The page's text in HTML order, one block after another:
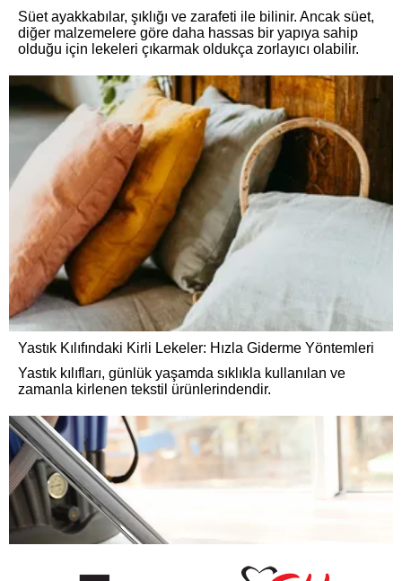
Süet ayakkabılar, şıklığı ve zarafeti ile bilinir. Ancak süet,
diğer malzemelere göre daha hassas bir yapıya sahip
olduğu için lekeleri çıkarmak oldukça zorlayıcı olabilir.
Yastık Kılıfındaki Kirli Lekeler: Hızla Giderme Yöntemleri
Yastık kılıfları, günlük yaşamda sıklıkla kullanılan ve
zamanla kirlenen tekstil ürünlerindendir.